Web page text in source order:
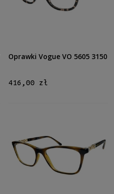
Oprawki Vogue VO 5605 3150
416,00 zł